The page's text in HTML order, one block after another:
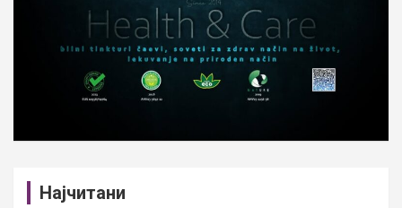
Најчитани